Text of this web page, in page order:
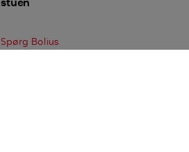
Spørg Bolius